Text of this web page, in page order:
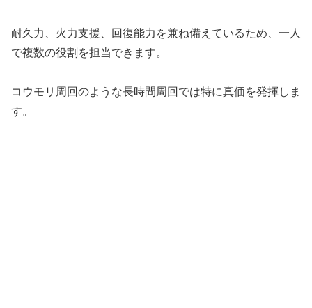
耐久力、火力支援、回復能力を兼ね備えているため、一人
で複数の役割を担当できます。
コウモリ周回のような長時間周回では特に真価を発揮しま
す。